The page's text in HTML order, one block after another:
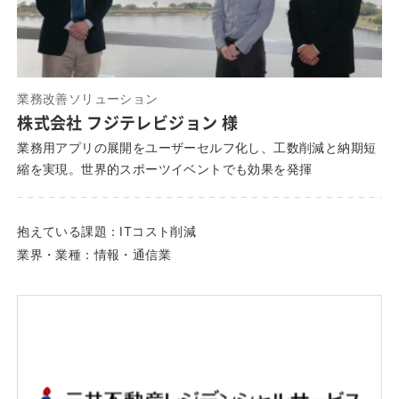
業務改善ソリューション
株式会社 フジテレビジョン 様
業務用アプリの展開をユーザーセルフ化し、工数削減と納期短
縮を実現。世界的スポーツイベントでも効果を発揮
抱えている課題： ITコスト削減
業界・業種：情報・通信業